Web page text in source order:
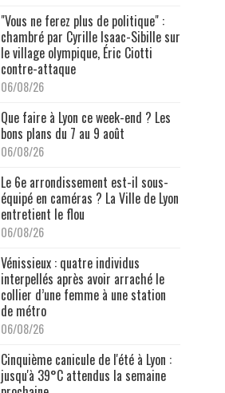
"Vous ne ferez plus de politique" :
chambré par Cyrille Isaac-Sibille sur
le village olympique, Éric Ciotti
contre-attaque
06/08/26
Que faire à Lyon ce week-end ? Les
bons plans du 7 au 9 août
06/08/26
Le 6e arrondissement est-il sous-
équipé en caméras ? La Ville de Lyon
entretient le flou
06/08/26
Vénissieux : quatre individus
interpellés après avoir arraché le
collier d’une femme à une station
de métro
06/08/26
Cinquième canicule de l'été à Lyon :
jusqu'à 39°C attendus la semaine